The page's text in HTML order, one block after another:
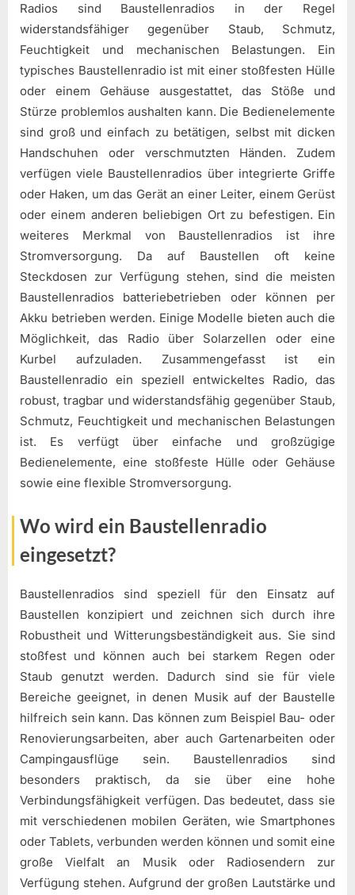
Radios sind Baustellenradios in der Regel
widerstandsfähiger gegenüber Staub, Schmutz,
Feuchtigkeit und mechanischen Belastungen. Ein
typisches Baustellenradio ist mit einer stoßfesten Hülle
oder einem Gehäuse ausgestattet, das Stöße und
Stürze problemlos aushalten kann. Die Bedienelemente
sind groß und einfach zu betätigen, selbst mit dicken
Handschuhen oder verschmutzten Händen. Zudem
verfügen viele Baustellenradios über integrierte Griffe
oder Haken, um das Gerät an einer Leiter, einem Gerüst
oder einem anderen beliebigen Ort zu befestigen. Ein
weiteres Merkmal von Baustellenradios ist ihre
Stromversorgung. Da auf Baustellen oft keine
Steckdosen zur Verfügung stehen, sind die meisten
Baustellenradios batteriebetrieben oder können per
Akku betrieben werden. Einige Modelle bieten auch die
Möglichkeit, das Radio über Solarzellen oder eine
Kurbel aufzuladen. Zusammengefasst ist ein
Baustellenradio ein speziell entwickeltes Radio, das
robust, tragbar und widerstandsfähig gegenüber Staub,
Schmutz, Feuchtigkeit und mechanischen Belastungen
ist. Es verfügt über einfache und großzügige
Bedienelemente, eine stoßfeste Hülle oder Gehäuse
sowie eine flexible Stromversorgung.
Wo wird ein Baustellenradio
eingesetzt?
Baustellenradios sind speziell für den Einsatz auf
Baustellen konzipiert und zeichnen sich durch ihre
Robustheit und Witterungsbeständigkeit aus. Sie sind
stoßfest und können auch bei starkem Regen oder
Staub genutzt werden. Dadurch sind sie für viele
Bereiche geeignet, in denen Musik auf der Baustelle
hilfreich sein kann. Das können zum Beispiel Bau- oder
Renovierungsarbeiten, aber auch Gartenarbeiten oder
Campingausflüge sein. Baustellenradios sind
besonders praktisch, da sie über eine hohe
Verbindungsfähigkeit verfügen. Das bedeutet, dass sie
mit verschiedenen mobilen Geräten, wie Smartphones
oder Tablets, verbunden werden können und somit eine
große Vielfalt an Musik oder Radiosendern zur
Verfügung stehen. Aufgrund der großen Lautstärke und